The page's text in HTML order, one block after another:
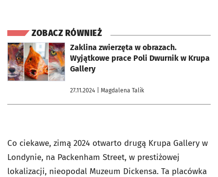
ZOBACZ RÓWNIEŻ
Zaklina zwierzęta w obrazach.
Wyjątkowe prace Poli Dwurnik w Krupa
Gallery
27.11.2024 | Magdalena Talik
otworzy się w nowej karcie
Co ciekawe, zimą 2024 otwarto drugą Krupa Gallery w
Londynie, na Packenham Street, w prestiżowej
lokalizacji, nieopodal Muzeum Dickensa. Ta placówka